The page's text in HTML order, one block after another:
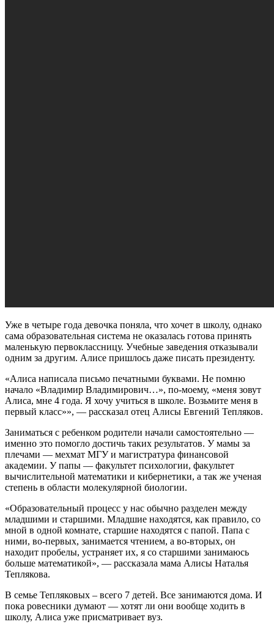
Уже в четыре года девочка поняла, что хочет в школу, однако
сама образовательная система не оказалась готова принять
маленькую первоклассницу. Учебные заведения отказывали
одним за другим. Алисе пришлось даже писать президенту.
«Алиса написала письмо печатными буквами. Не помню
начало «Владимир Владимирович…», по-моему, «меня зовут
Алиса, мне 4 года. Я хочу учиться в школе. Возьмите меня в
первый класс»», — рассказал отец Алисы Евгений Тепляков.
Заниматься с ребенком родители начали самостоятельно —
именно это помогло достичь таких результатов. У мамы за
плечами — мехмат МГУ и магистратура финансовой
академии. У папы — факультет психологии, факультет
вычислительной математики и кибернетики, а так же ученая
степень в области молекулярной биологии.
«Образовательный процесс у нас обычно разделен между
младшими и старшими. Младшие находятся, как правило, со
мной в одной комнате, старшие находятся с папой. Папа с
ними, во-первых, занимается чтением, а во-вторых, он
находит пробелы, устраняет их, я со старшими занимаюсь
больше математикой», — рассказала мама Алисы Наталья
Теплякова.
В семье Тепляковых – всего 7 детей. Все занимаются дома. И
пока ровесники думают — хотят ли они вообще ходить в
школу, Алиса уже присматривает вуз.